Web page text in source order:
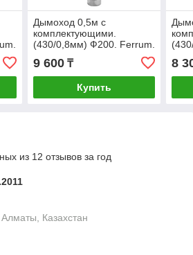
Дымоход 0,5м с
комплектующими.
(430/0,8мм) Ф200. Ferrum.
9 600₸
Купить
8
из 12 отзывов за год
Казахстан